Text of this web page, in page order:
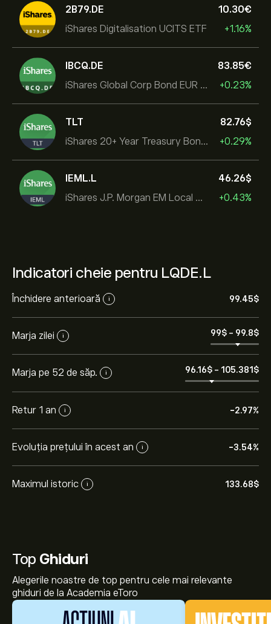
2B79.DE
iShares Digitalisation UCITS ETF
10.30‎€‎
+1.16%
IBCQ.DE
iShares Global Corp Bond EUR Hedged UCITS ETF Dist
83.85‎€‎
+0.23%
TLT
iShares 20+ Year Treasury Bond ETF
82.76‎$‎
+0.29%
IEML.L
iShares J.P. Morgan EM Local Govt Bond UCITS ETF
46.26‎$‎
+0.43%
Indicatori cheie pentru LQDE.L
Închidere anterioară i 99.45‎$‎
Marja zilei i 99‎$‎ - 99.8‎$‎
Marja pe 52 de săp. i 96.16‎$‎ - 105.381‎$‎
Retur 1 an i -2.97%
Evoluția prețului în acest an i -3.54%
Maximul istoric i 133.68‎$‎
Top Ghiduri
Alegerile noastre de top pentru cele mai relevante
ghiduri de la Academia eToro